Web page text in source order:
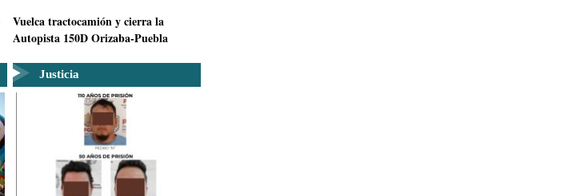
Vuelca tractocamión y cierra la
Autopista 150D Orizaba-Puebla
Justicia